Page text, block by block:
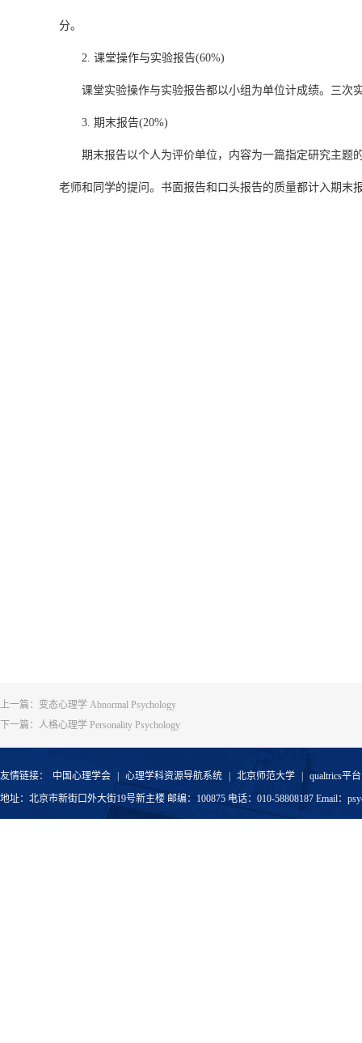
分。
2. 课堂操作与实验报告(60%)
课堂实验操作与实验报告都以小组为单位计成绩。三次
3. 期末报告(20%)
期末报告以个人为评价单位，内容为一篇指定研究主题
老师和同学的提问。书面报告和口头报告的质量都计入期末
上一篇： 变态心理学 Abnormal Psychology
下一篇： 人格心理学 Personality Psychology
友情链接： 中国心理学会 心理学科资源导航系统 北京师范大学
qualtrics平台
地址：北京市新街口外大街19号新主楼 邮编：100875 电话：010-58808187 Email：